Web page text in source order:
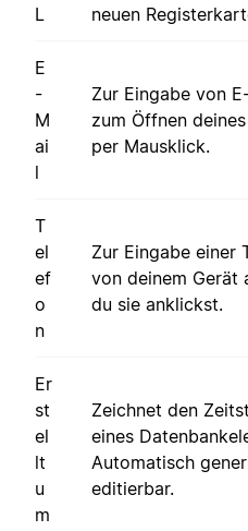
L
neuen
E
-
M
ai
l
Zur Eingabe von
zum Öffnen
per Mausklick.
T
el
ef
o
n
Zur Eingabe einer
von deinem Gerät
du sie anklickst.
Er
st
el
lt
u
m
Zeichnet den
eines
Automatisch
editierbar.